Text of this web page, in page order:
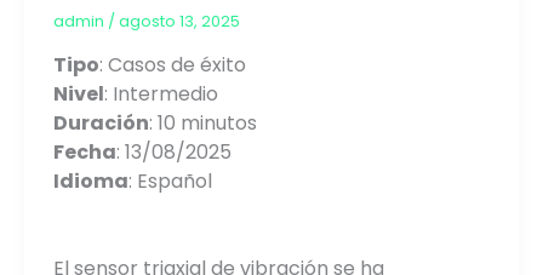
admin /agosto 13, 2025
Tipo: Casos de éxito
Nivel: Intermedio
Duración: 10 minutos
Fecha: 13/08/2025
Idioma: Español
El sensor triaxial de vibración se ha